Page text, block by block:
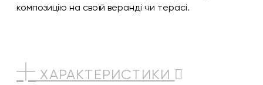
композицію на своїй веранді чи терасі.
ХАРАКТЕРИСТИКИ